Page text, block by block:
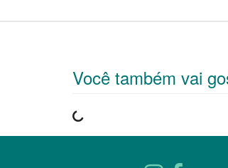
Você também vai